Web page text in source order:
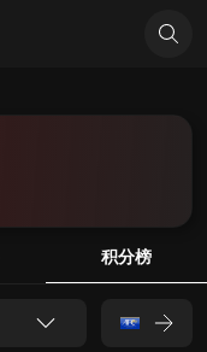
积分榜